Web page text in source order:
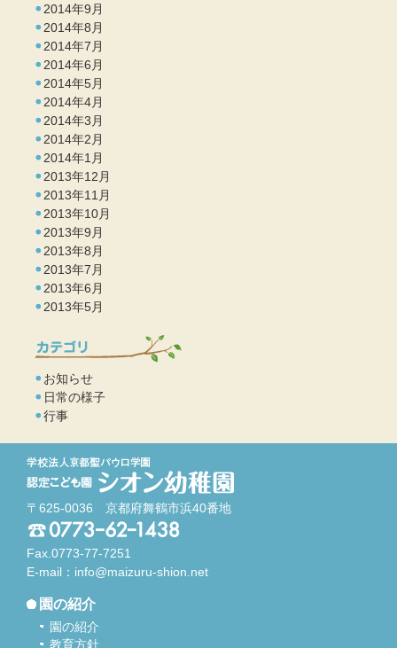
2014年9月
2014年8月
2014年7月
2014年6月
2014年5月
2014年4月
2014年3月
2014年2月
2014年1月
2013年12月
2013年11月
2013年10月
2013年9月
2013年8月
2013年7月
2013年6月
2013年5月
お知らせ
日常の様子
行事
〒625-0036 京都府舞鶴市浜40番地
Fax.0773-77-7251
E-mail： info@maizuru-shion.net
園の紹介
園の紹介
教育方針